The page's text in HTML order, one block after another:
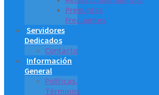
Preguntas
Frecuentes
Servidores
Dedicados
Contacto
Información
General
Políticas,
Términos